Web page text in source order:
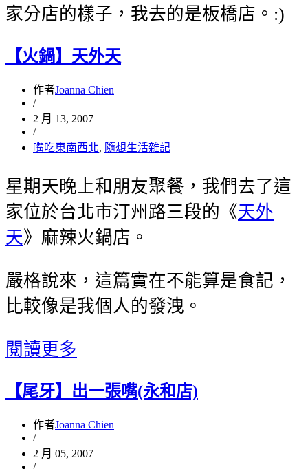
家分店的樣子，我去的是板橋店。:)
【火鍋】天外天
作者Joanna Chien
/
2 月 13, 2007
/
嘴吃東南西北, 隨想生活雜記
星期天晚上和朋友聚餐，我們去了這
家位於台北市汀州路三段的《天外
天》麻辣火鍋店。
嚴格說來，這篇實在不能算是食記，
比較像是我個人的發洩。
閱讀更多
【尾牙】出一張嘴(永和店)
作者Joanna Chien
/
2 月 05, 2007